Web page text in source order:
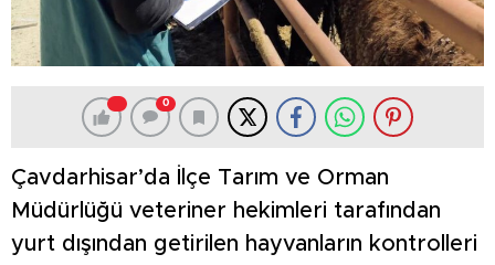
0
Çavdarhisar’da İlçe Tarım ve Orman
Müdürlüğü veteriner hekimleri tarafından
yurt dışından getirilen hayvanların kontrolleri